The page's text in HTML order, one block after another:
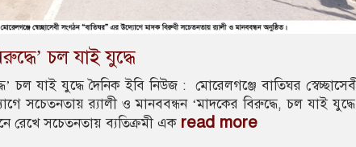
চল যাই যুদ্ধে
চল যাই যুদ্ধে দৈনিক ইবি নিউজ : মোরেলগঞ্জে বাতিঘর
সচেতনতায় র‌্যালী ও মানববন্ধন ‘মাদকের বিরুদ্ধে, চল যাই
রেখে সচেতনতায় ব্যতিক্রমী এক read more